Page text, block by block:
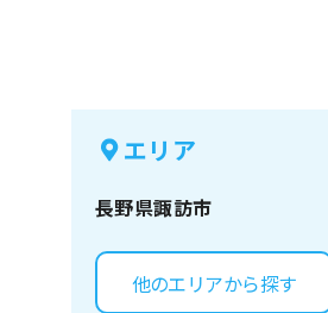
エリア
長野県諏訪市
他のエリアから探す